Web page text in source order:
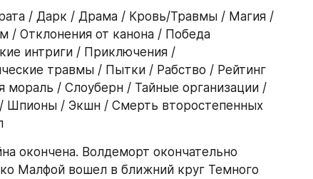
/ Дарк / Драма / Кровь/Травмы / Магия /
/ Отклонения от канона / Победа
интриги / Приключения /
травмы / Пытки / Рабство / Рейтинг
мораль / Слоуберн / Тайные организации /
Шпионы / Экшн / Смерть второстепенных
окончена. Волдеморт окончательно
Малфой вошел в ближний круг Темного